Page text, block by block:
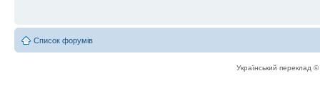
Список форумів
Український переклад